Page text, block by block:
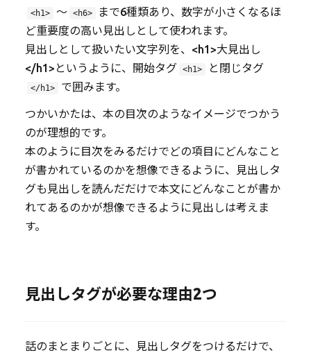
<h1> 〜 <h6>
まで6種類あり、数字が小さくなるほ
ど重要度の高い見出しとして使われます。
見出しとして扱いたい文字列を、<h1>大見出し
</h1>というように、開始タグ <h1> と閉じタグ
</h1> で囲みます。
つかいかたは、本の目次のようなイメージでつかう
のが理想的です。
本のように目次をみるだけでどの項目にどんなこと
が書かれているのかを想像できるように、見出しタ
グも見出しを読んだだけで本文にどんなことが書か
れてあるのかが想像できるように見出しは考えま
す。
見出しタグが必要な理由2つ
話のまとまりごとに、見出しタグをつけるだけで、